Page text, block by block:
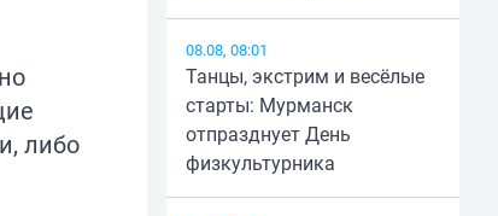
либо
08.08, 08:01
Танцы, экстрим и весёлые
старты: Мурманск
отпразднует День
физкультурника